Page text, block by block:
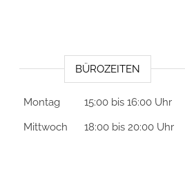
BÜROZEITEN
Montag
15:00 bis 16:00 Uhr
Mittwoch
18:00 bis 20:00 Uhr